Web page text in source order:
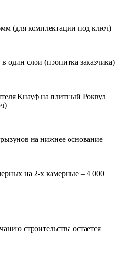
(для комплектации под ключ)
один слой (пропитка заказчика)
Кнауф на плитный Роквул
на нижнее основание
на 2-х камерные – 4 000
строительства остается